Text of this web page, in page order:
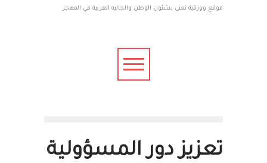
موقع وورقية تعنى بشئون الوطن والجاليه العربية في المهجر
تعزيز دور المسؤولية